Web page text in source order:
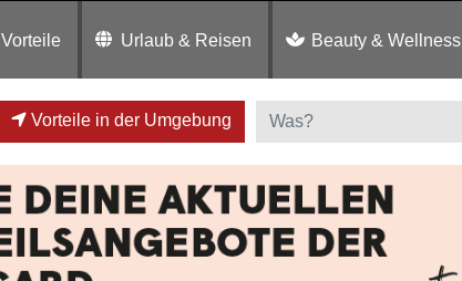
Vorteile Urlaub & Reisen Beauty & Wellness
Vorteile in der Umgebung